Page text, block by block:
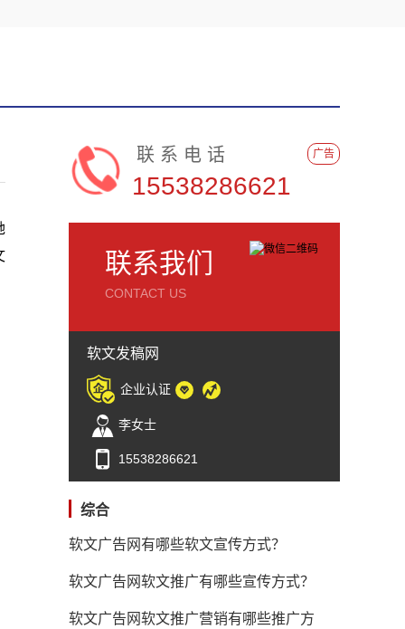
联系电话
15538286621
广告
联系我们
CONTACT US
软文发稿网
企业认证
李女士
15538286621
综合
软文广告网有哪些软文宣传方式？
软文广告网软文推广有哪些宣传方式？
软文广告网软文推广营销有哪些推广方